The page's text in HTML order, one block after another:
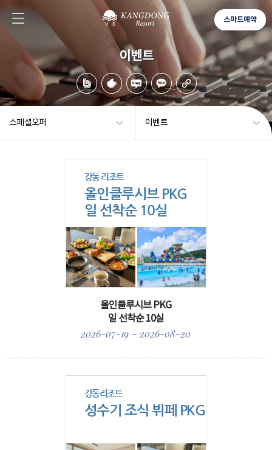
스마트예약
이벤트
스페셜오퍼 이벤트
강동 리조트
올인클루시브 PKG
일 선착순 10실
올인클루시브 PKG
일 선착순 10실
2026-07-19 ~ 2026-08-20
강동리조트
성수기 조식 뷔페 PKG